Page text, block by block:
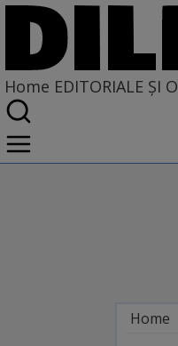
Home EDITORIALE ȘI
Home